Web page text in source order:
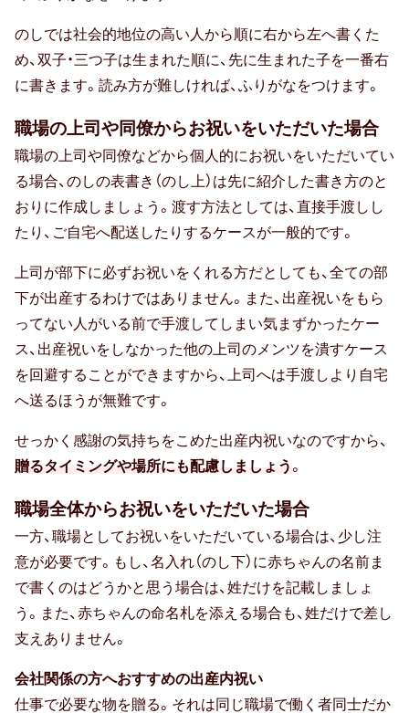
ギフトマナー
相場・予算
メッセージ（メッセージカード・お礼
のし・表書き
包装・ラッピング
贈る相手別
20代女性
30代女性
友達・友人
40代女性
のしでは社会的地位の高い人から順に右から左へ書くた
め、双子・三つ子は生まれた順に、先に生まれた子を一番右
に書きます。読み方が難しければ、ふりがなをつけます。
職場の上司や同僚からお祝いをいただいた場合
職場の上司や同僚などから個人的にお祝いをいただいてい
る場合、のしの表書き（のし上）は先に紹介した書き方のと
おりに作成しましょう。渡す方法としては、直接手渡しし
たり、ご自宅へ配送したりするケースが一般的です。
上司が部下に必ずお祝いをくれる方だとしても、全ての部
下が出産するわけではありません。また、出産祝いをもら
ってない人がいる前で手渡してしまい気まずかったケー
ス、出産祝いをしなかった他の上司のメンツを潰すケース
を回避することができますから、上司へは手渡しより自宅
へ送るほうが無難です。
せっかく感謝の気持ちをこめた出産内祝いなのですから、
贈るタイミングや場所にも配慮しましょう。
職場全体からお祝いをいただいた場合
一方、職場としてお祝いをいただいている場合は、少し注
意が必要です。もし、名入れ（のし下）に赤ちゃんの名前ま
で書くのはどうかと思う場合は、姓だけを記載しましょ
う。また、赤ちゃんの命名札を添える場合も、姓だけで差し
支えありません。
会社関係の方へおすすめの出産内祝い
仕事で必要な物を贈る。それは同じ職場で働く者同士だか